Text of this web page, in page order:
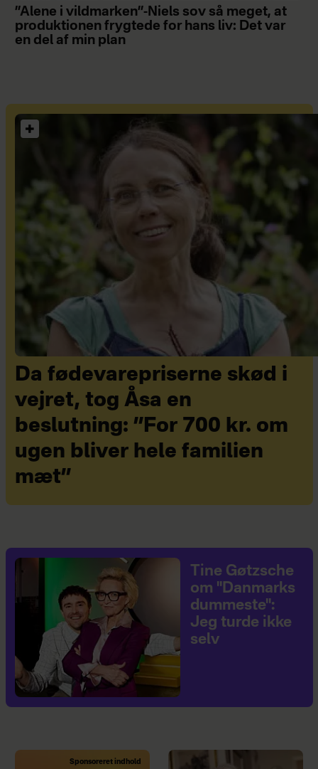
”Alene i vildmarken”-Niels sov så meget, at
produktionen frygtede for hans liv: Det var
en del af min plan
Da fødevarepriserne skød i
vejret, tog Åsa en
beslutning: ”For 700 kr. om
ugen bliver hele familien
mæt”
Tine Gøtzsche
om "Danmarks
dummeste":
Jeg turde ikke
selv
Sponsoreret indhold